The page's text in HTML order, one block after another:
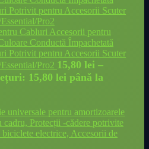
Cabluri Accesorii pentru
Conductă Împachetată
Potrivit pentru Accesorii Scuter
Pro2 15,80 lei –
15,80 lei până la